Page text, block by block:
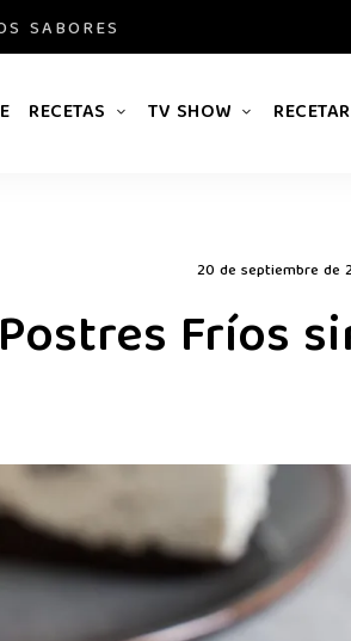
SABORES
RECETAS TV SHOW
20 de septiembre de
Postres Fríos